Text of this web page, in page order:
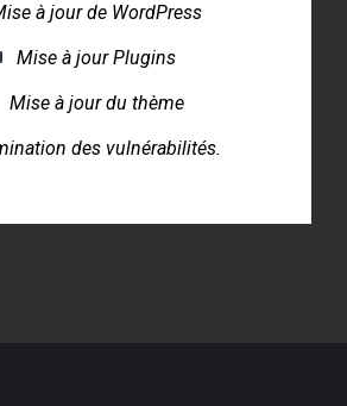
à jour de WordPress
Mise à jour Plugins
Mise à jour du thème
des vulnérabilités.